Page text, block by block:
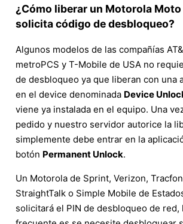
¿Cómo liberar un Motorola Moto
solicita código de desbloqueo?
Algunos modelos de las compañías
metroPCS y T-Mobile de USA no
de desbloqueo ya que liberan con una
en el device denominada Device
viene ya instalada en el equipo. Una
pedido y nuestro servidor autorice la
simplemente debe entrar en la
botón Permanent Unlock.
Un Motorola de Sprint, Verizon,
StraightTalk o Simple Mobile de
solicitará el PIN de desbloqueo de red,